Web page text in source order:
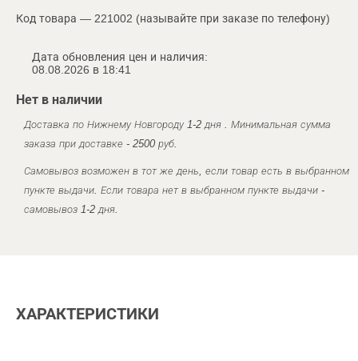
Код товара — 221002 (называйте при заказе по телефону)
Дата обновления цен и наличия:
08.08.2026 в 18:41
Нет в наличии
Доставка по Нижнему Новгороду 1-2 дня . Минимальная сумма
заказа при доставке - 2500 руб.
Самовывоз возможен в тот же день, если товар есть в выбранном
пункте выдачи. Если товара нет в выбранном пункте выдачи -
самовывоз 1-2 дня.
ХАРАКТЕРИСТИКИ